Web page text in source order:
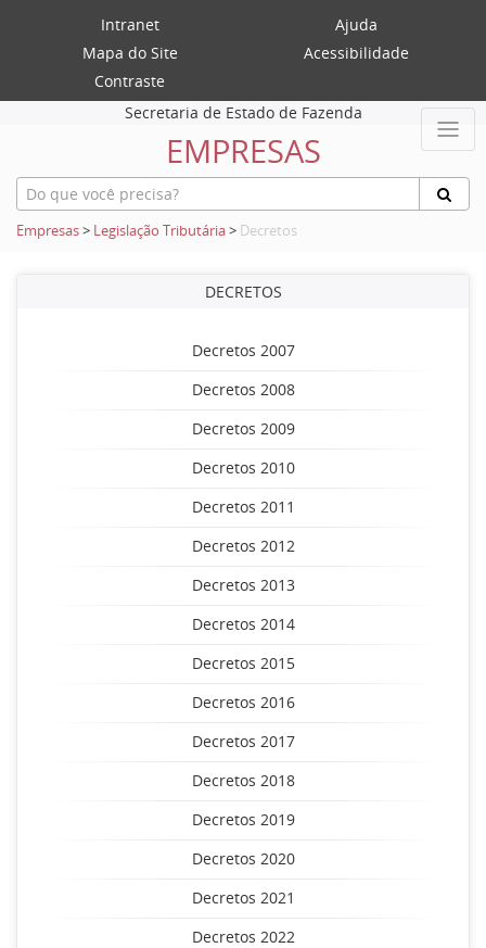
Intranet
Ajuda
Mapa do Site
Acessibilidade
Contraste
Secretaria de Estado de Fazenda
EMPRESAS
Empresas> Legislação Tributária> Decretos
DECRETOS
Decretos 2007
Decretos 2008
Decretos 2009
Decretos 2010
Decretos 2011
Decretos 2012
Decretos 2013
Decretos 2014
Decretos 2015
Decretos 2016
Decretos 2017
Decretos 2018
Decretos 2019
Decretos 2020
Decretos 2021
Decretos 2022